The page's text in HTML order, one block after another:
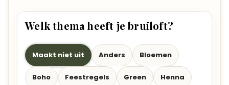
Welk thema heeft je bruiloft?
Maakt niet uit Anders Bloemen
Boho Feestregels Green Henna